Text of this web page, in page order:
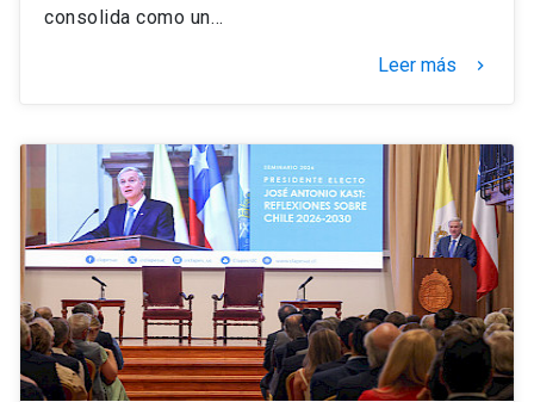
consolida como un…
Leer más keyboard_arrow_right